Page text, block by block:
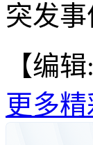
突发事
【编
更多